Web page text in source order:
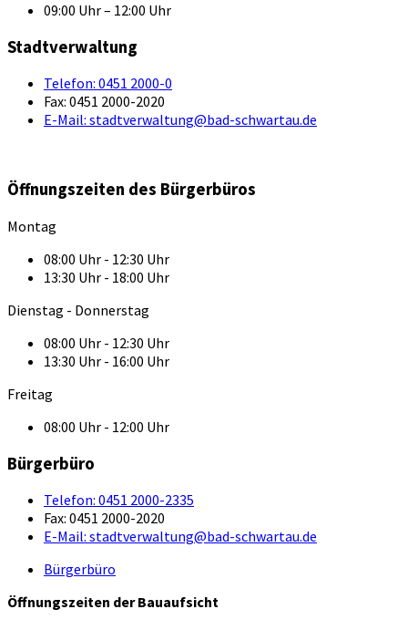
09:00 Uhr – 12:00 Uhr
Stadtverwaltung
Telefon: 0451 2000-0
Fax: 0451 2000-2020
E-Mail: stadtverwaltung@bad-schwartau.de
Öffnungszeiten des Bürgerbüros
Montag
08:00 Uhr - 12:30 Uhr
13:30 Uhr - 18:00 Uhr
Dienstag - Donnerstag
08:00 Uhr - 12:30 Uhr
13:30 Uhr - 16:00 Uhr
Freitag
08:00 Uhr - 12:00 Uhr
Bürgerbüro
Telefon: 0451 2000-2335
Fax: 0451 2000-2020
E-Mail: stadtverwaltung@bad-schwartau.de
Bürgerbüro
Öffnungszeiten der Bauaufsicht